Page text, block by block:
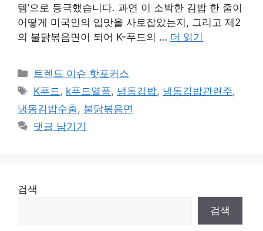
템’으로 등극했습니다. 과연 이 소박한 김밥 한 줄이
어떻게 미국인의 입맛을 사로잡았는지, 그리고 제2
의 불닭볶음면이 되어 K-푸드의 … 더 읽기
카
테
리
트렌드 이슈 핫포커스
태
그
K푸드 , k푸드열풍, 냉동김밥, 냉동김밥관련주,
냉동김밥수출, 불닭볶음면
댓글 남기기
검색
검색